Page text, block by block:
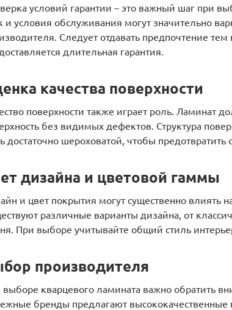
условий гарантии – это важный шаг при
и условия обслуживания могут значительно
Следует отдавать предпочтение
длительная гарантия.
качества поверхности
поверхности также играет роль. Ламинат
без видимых дефектов. Структура
достаточно шероховатой, чтобы предотвратить
дизайна и цветовой гаммы
и цвет покрытия могут существенно влиять
различные варианты дизайна, от
При выборе учитывайте общий стиль
производителя
кварцевого ламината важно обратить
бренды предлагают высококачественные